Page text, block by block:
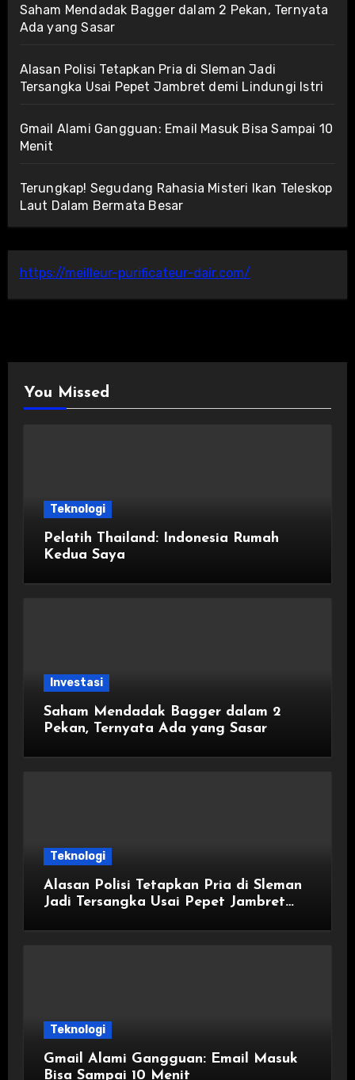
Saham Mendadak Bagger dalam 2 Pekan, Ternyata
Ada yang Sasar
Alasan Polisi Tetapkan Pria di Sleman Jadi
Tersangka Usai Pepet Jambret demi Lindungi Istri
Gmail Alami Gangguan: Email Masuk Bisa Sampai 10
Menit
Terungkap! Segudang Rahasia Misteri Ikan Teleskop
Laut Dalam Bermata Besar
https://meilleur-purificateur-dair.com/
You Missed
Teknologi
Pelatih Thailand: Indonesia Rumah
Kedua Saya
Investasi
Saham Mendadak Bagger dalam 2
Pekan, Ternyata Ada yang Sasar
Teknologi
Alasan Polisi Tetapkan Pria di Sleman
Jadi Tersangka Usai Pepet Jambret
Teknologi
Gmail Alami Gangguan: Email Masuk
Bisa Sampai 10 Menit